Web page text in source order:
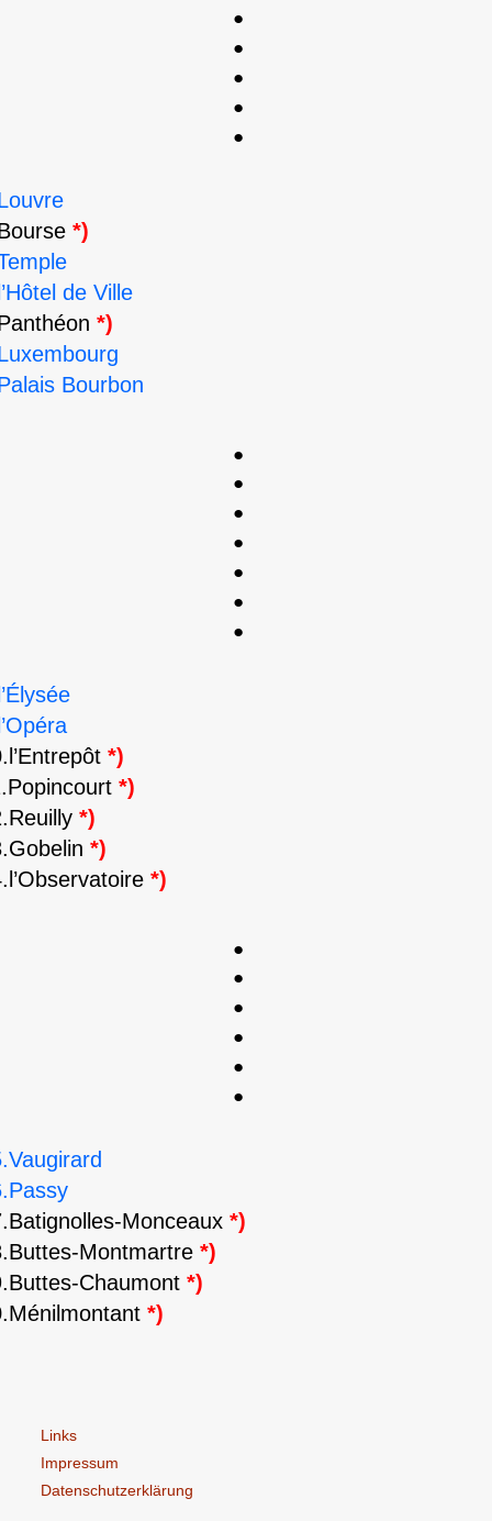
●
●
●
●
●
*)
de Ville
*)
Bourbon
●
●
●
●
●
●
●
*)
*)
*)
*)
*)
●
●
●
●
●
●
Monceaux *)
Montmartre *)
Chaumont *)
*)
Links
Impressum
Datenschutzerklärung